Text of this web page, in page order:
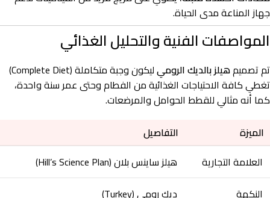
جهاز المناعة مدى الحياة.
المواصفات الفنية والتحليل الغذائي
تم تصميمهيلز بالديك الرومي
ليكون وجبة متكاملة (Complete Diet)
تغطي كافة الاحتياجات الغذائية من الفطام وحتى عمر سنة واحدة،
كما أنه مثالي للقطط الحوامل والمرضعات.
الميزة
التفاصيل
العلامة التجارية
هيلز ساينس بلان (Hill’s Science Plan)
النكهة
ديك رومي (Turkey)